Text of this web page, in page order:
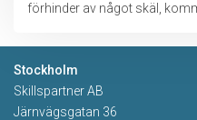
förhinder av något skäl,
Stockholm
Skillspartner AB
Järnvägsgatan 36